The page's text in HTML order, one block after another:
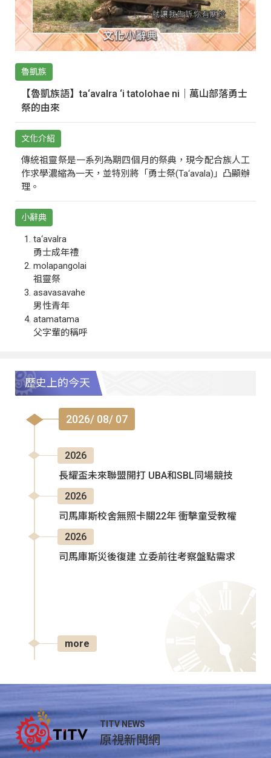
魯凱族
【魯凱族語】ta‘avalra ‘i tatolohae ni｜萬山部落勇士
祭的由來
文化介紹
傳統祖靈祭是一系列為期四個月的祭典，現今配合族人工
作求學濃縮為一天，並特別將「勇士祭(Ta‘avala)」凸顯辦
理。
小辭典
ta‘avalra
勇士成年禮
molapangolai
祖靈祭
asavasavahe
男性青年
atamatama
父字輩的稱呼
歷史上的今天
2026/ 08/ 07
2026
長耀盃未來聯盟開打 UBA和SBL同場競技
2026
司馬庫斯校舍無照卡關22年 衝擊童受教權
2026
司馬庫斯災後復建 立委前往考察盤點需求
more
TITV NEWS
原視新聞網